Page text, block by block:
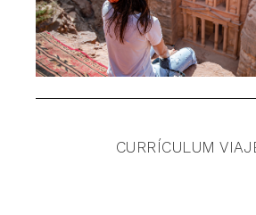
CURRÍCULUM